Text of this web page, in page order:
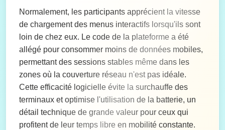
Normalement, les participants apprécient la vitesse
de chargement des menus interactifs lorsqu'ils sont
loin de chez eux. Le code de la plateforme a été
allégé pour consommer moins de données mobiles,
permettant des sessions stables même dans les
zones où la couverture réseau n'est pas idéale.
Cette efficacité logicielle évite la surchauffe des
terminaux et optimise l'utilisation de la batterie, un
détail technique de grande valeur pour ceux qui
profitent de leur temps libre en mobilité constante.